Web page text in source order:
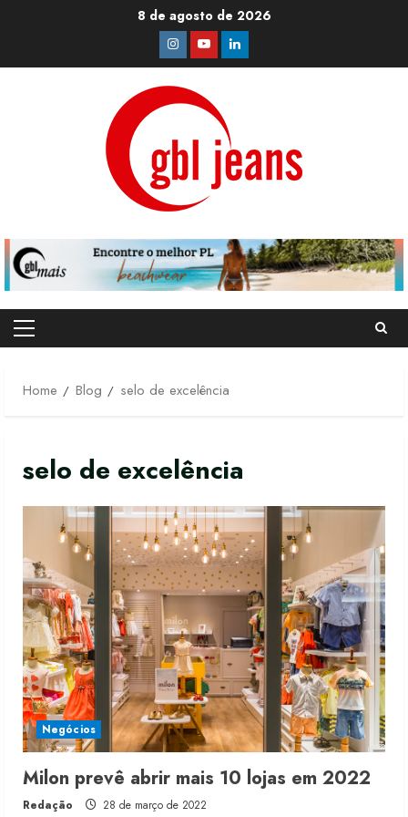
8 de agosto de 2026
Instagram
YoutubeLinkedin
Primary
Home
Blog selo de excelência
selo de excelência
Negócios
Milon prevê abrir mais 10 lojas em 2022
Redação 28 de março de 2022
2
Moda vende US$63,7 bilhões em
produtos licenciados
6 de agosto de 2026
Renata Caixeta assume Movimento
Sou de Algodão
5 de agosto de 2026